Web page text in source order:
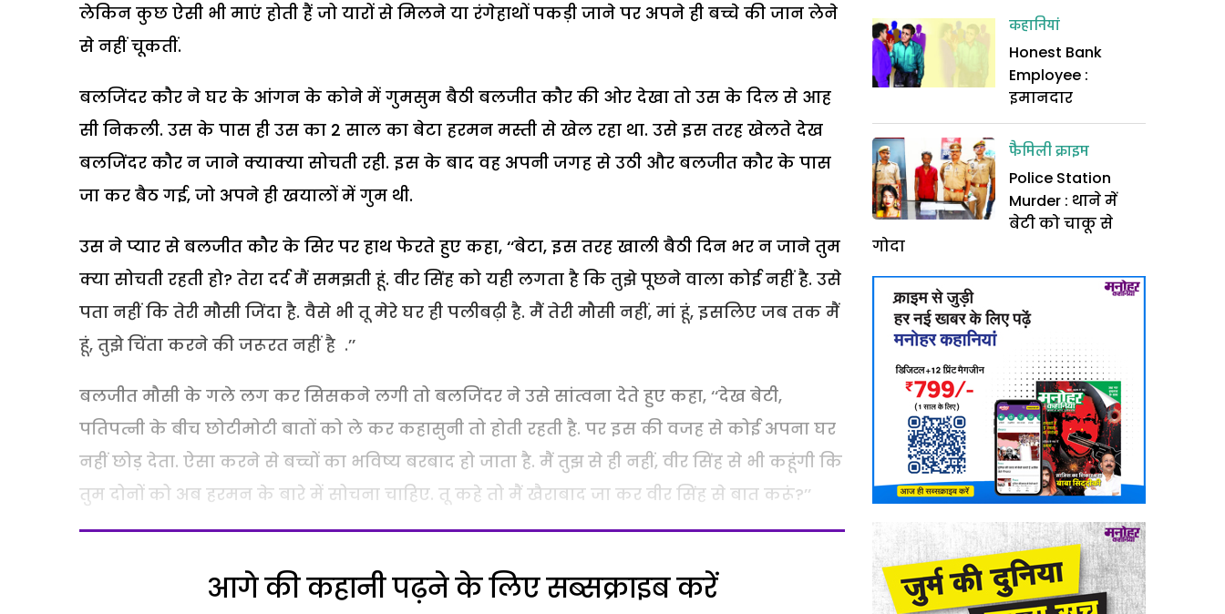
लेकिन कुछ ऐसी भी माएं होती हैं जो यारों से मिलने या रंगेहाथों पकड़ी जाने पर अपने ही बच्चे की जान लेने
से नहीं चूकतीं.
बलजिंदर कौर ने घर के आंगन के कोने में गुमसुम बैठी बलजीत कौर की ओर देखा तो उस के दिल से आह
सी निकली. उस के पास ही उस का 2 साल का बेटा हरमन मस्ती से खेल रहा था. उसे इस तरह खेलते देख
बलजिंदर कौर न जाने क्याक्या सोचती रही. इस के बाद वह अपनी जगह से उठी और बलजीत कौर के पास
जा कर बैठ गई, जो अपने ही खयालों में गुम थी.
उस ने प्यार से बलजीत कौर के सिर पर हाथ फेरते हुए कहा, ‘‘बेटा, इस तरह खाली बैठी दिन भर न जाने तुम
क्या सोचती रहती हो? तेरा दर्द मैं समझती हूं. वीर सिंह को यही लगता है कि तुझे पूछने वाला कोई नहीं है. उसे
पता नहीं कि तेरी मौसी जिंदा है. वैसे भी तू मेरे घर ही पलीबढ़ी है. मैं तेरी मौसी नहीं, मां हूं, इसलिए जब तक मैं
हूं, तुझे चिंता करने की जरूरत नहीं है .’’
बलजीत मौसी के गले लग कर सिसकने लगी तो बलजिंदर ने उसे सांत्वना देते हुए कहा, ‘‘देख बेटी,
पतिपत्नी के बीच छोटीमोटी बातों को ले कर कहासुनी तो होती रहती है. पर इस की वजह से कोई अपना घर
नहीं छोड़ देता. ऐसा करने से बच्चों का भविष्य बरबाद हो जाता है. मैं तुझ से ही नहीं, वीर सिंह से भी कहूंगी कि
तुम दोनों को अब हरमन के बारे में सोचना चाहिए. तू कहे तो मैं खैराबाद जा कर वीर सिंह से बात करूं?’’
आगे की कहानी पढ़ने के लिए सब्सक्राइब करें
कहानियां
Honest Bank
Employee :
इमानदार
फैमिली क्राइम
Police Station
Murder : थाने में
बेटी को चाकू से
गोदा